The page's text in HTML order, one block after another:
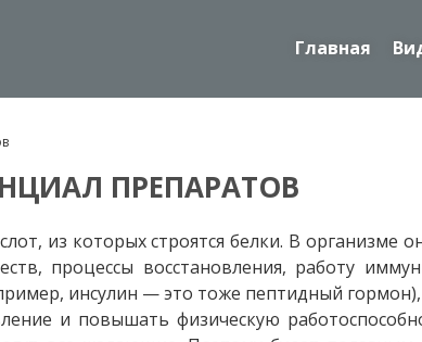
Главная
ПРЕПАРАТОВ
из которых строятся белки. В организме
процессы восстановления, работу
инсулин — это тоже пептидный гормон),
и повышать физическую